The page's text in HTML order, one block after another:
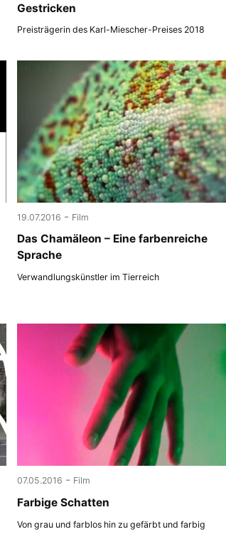
Gestricken
Preisträgerin des Karl-Miescher-Preises 2018
19.07.2016 - Film
Das Chamäleon – Eine farbenreiche
Sprache
Verwandlungskünstler im Tierreich
07.05.2016 - Film
Farbige Schatten
Von grau und farblos hin zu gefärbt und farbig